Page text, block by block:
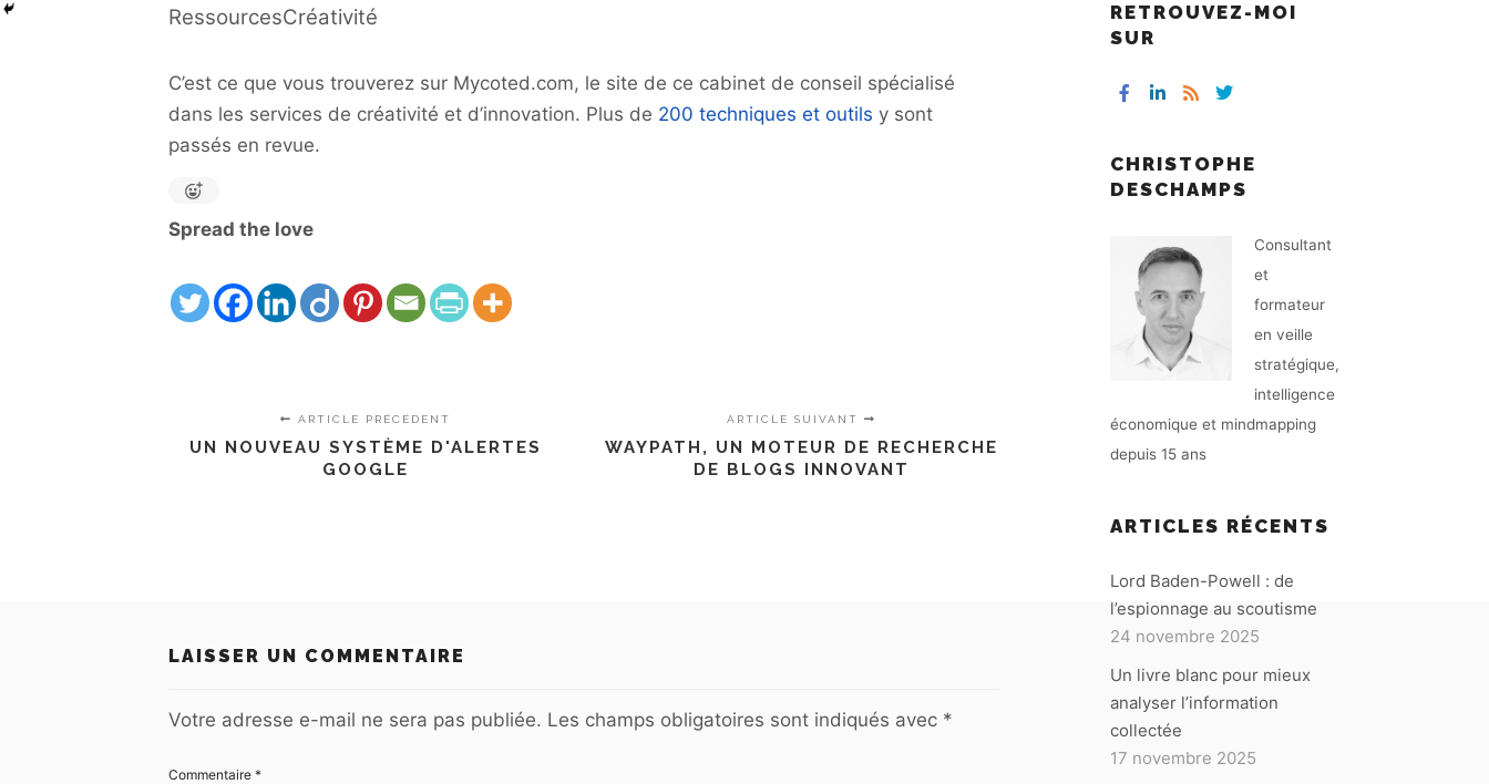
RessourcesCréativité
C’est ce que vous trouverez sur Mycoted.com, le site de ce cabinet de conseil spécialisé
dans les services de créativité et d’innovation. Plus de 200 techniques et outils y sont
passés en revue.
Spread the love
ARTICLE PRÉCÉDENT
UN NOUVEAU SYSTÈME D'ALERTES
GOOGLE
ARTICLE SUIVANT
WAYPATH, UN MOTEUR DE RECHERCHE
DE BLOGS INNOVANT
LAISSER UN COMMENTAIRE
Votre adresse e-mail ne sera pas publiée. Les champs obligatoires sont indiqués avec *
Commentaire *
RETROUVEZ-MOI
SUR
CHRISTOPHE
DESCHAMPS
Consultant
et
formateur
en veille
stratégique,
intelligence
économique et mindmapping
depuis 15 ans
ARTICLES RÉCENTS
Lord Baden-Powell : de
l’espionnage au scoutisme
24 novembre 2025
Un livre blanc pour mieux
analyser l’information
collectée
17 novembre 2025